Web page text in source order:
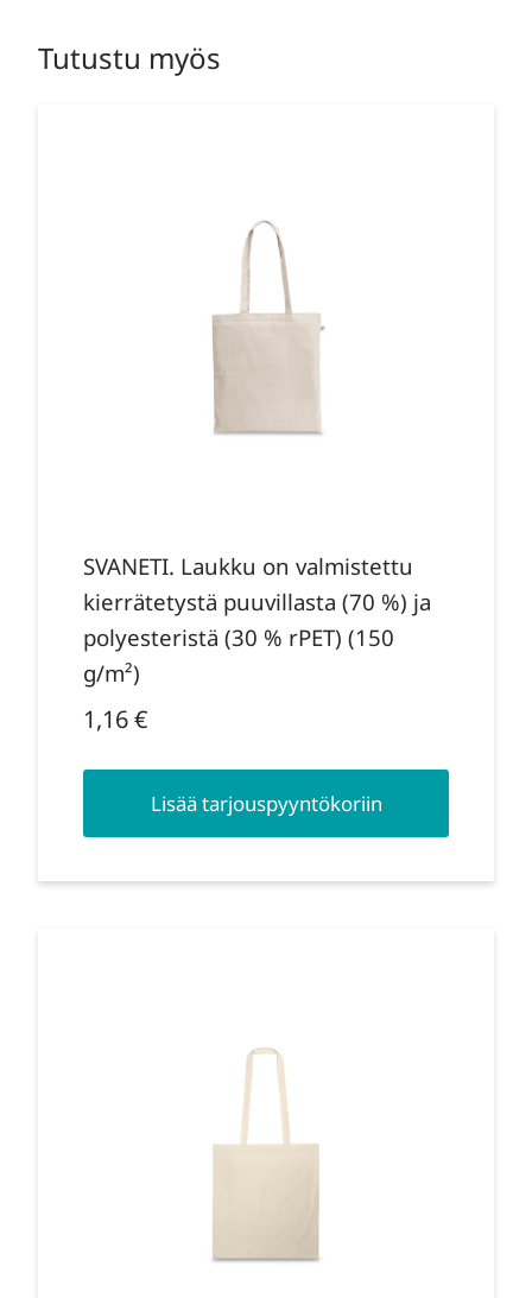
Tutustu myös
SVANETI. Laukku on valmistettu
kierrätetystä puuvillasta (70 %) ja
polyesteristä (30 % rPET) (150
g/m²)
1,16€
Lisää tarjouspyyntökoriin